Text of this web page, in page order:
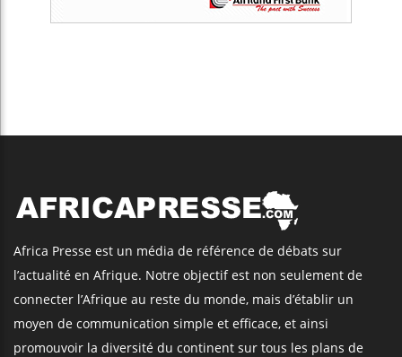
Africa Presse est un média de référence de débats sur
l’actualité en Afrique. Notre objectif est non seulement de
connecter l’Afrique au reste du monde, mais d’établir un
moyen de communication simple et efficace, et ainsi
promouvoir la diversité du continent sur tous les plans de